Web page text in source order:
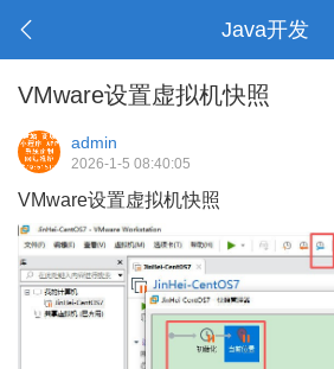
Java开发
VMware设置虚拟机快照
admin
2026-1-5 08:40:05
VMware设置虚拟机快照